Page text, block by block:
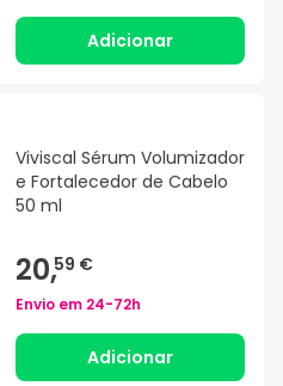
Adicionar
Viviscal Sérum Volumizador
e Fortalecedor de Cabelo
50 ml
20,59 €
Envio em 24-72h
Adicionar